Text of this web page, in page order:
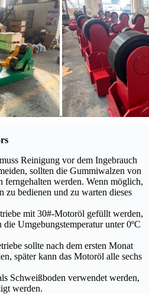
Reinigung vor dem Ingebrauch
sollten die Gummiwalzen von
ferngehalten werden. Wenn möglich,
zu bedienen und zu warten dieses
mit 30#-Motoröl gefüllt werden,
Umgebungstemperatur unter 0ºC
sollte nach dem ersten Monat
später kann das Motoröl alle sechs
Schweißboden verwendet werden,
werden.